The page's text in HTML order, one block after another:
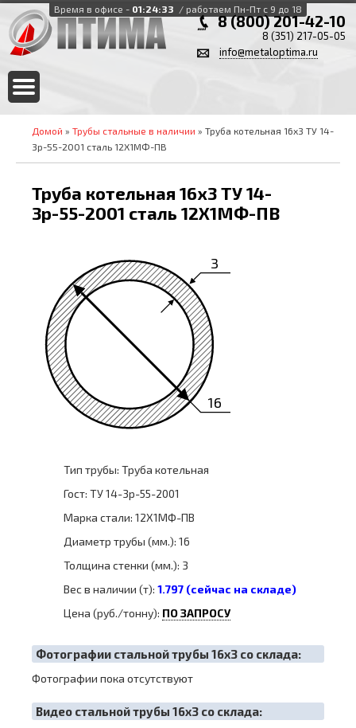
Время в офисе - 01:24:33 / работаем Пн-Пт с 9 до 18
8 (800) 201-42-10
8 (351) 217-05-05
info@metaloptima.ru
Домой » Трубы стальные в наличии » Труба котельная 16х3 ТУ 14-
3р-55-2001 сталь 12Х1МФ-ПВ
Труба котельная 16х3 ТУ 14-
3р-55-2001 сталь 12Х1МФ-ПВ
16
3
Тип трубы: Труба котельная
Гост: ТУ 14-3р-55-2001
Марка стали: 12Х1МФ-ПВ
Диаметр трубы (мм.): 16
Толщина стенки (мм.): 3
Вес в наличии (т): 1.797 (сейчас на складе)
Цена (руб./тонну): ПО ЗАПРОСУ
Фотографии стальной трубы 16х3 со склада:
Фотографии пока отсутствуют
Видео стальной трубы 16х3 со склада: